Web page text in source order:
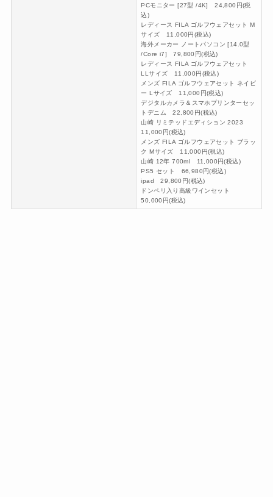
PCモニター [27型 /4K] 24,800円(税
込)
レディース FILA ゴルフウェアセット M
サイズ 11,000円(税込)
海外メーカー ノートパソコン [14.0型
/Core i7] 79,800円(税込)
レディース FILA ゴルフウェアセット
LLサイズ 11,000円(税込)
メンズ FILA ゴルフウェアセット ネイビ
ー Lサイズ 11,000円(税込)
デジタルカメラ＆スマホプリンターセッ
トデニム 22,800円(税込)
山崎 リミテッドエディション 2023
11,000円(税込)
メンズ FILA ゴルフウェアセット ブラッ
ク Mサイズ 11,000円(税込)
山崎 12年 700ml 11,000円(税込)
PS5 セット 66,980円(税込)
ipad 29,800円(税込)
ドンペリ入り高級ワインセット
50,000円(税込)